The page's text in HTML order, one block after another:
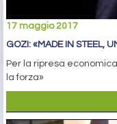
17 maggio 2017
GOZI: «MADE IN STEEL,
Per la ripresa
la forza»